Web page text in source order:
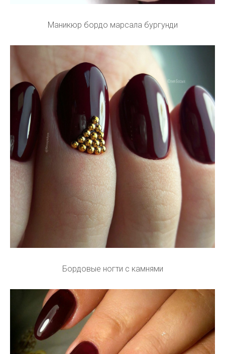
Маникюр бордо марсала бургунди
Бордовые ногти с камнями